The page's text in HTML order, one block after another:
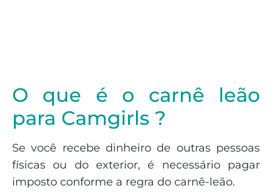
O que é o carnê leão
para Camgirls ?
Se você recebe dinheiro de outras pessoas
físicas ou do exterior, é necessário pagar
imposto conforme a regra do carnê-leão.